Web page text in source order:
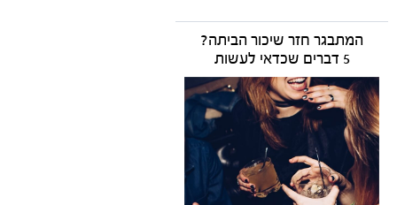
המתבגר חזר שיכור הביתה?
5 דברים שכדאי לעשות